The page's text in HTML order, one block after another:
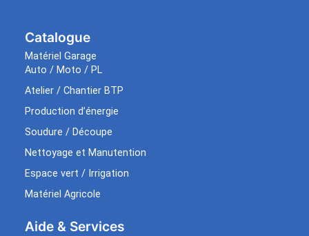
Catalogue
Matériel Garage
Auto / Moto / PL
Atelier / Chantier BTP
Production d’énergie
Soudure / Découpe
Nettoyage et Manutention
Espace vert / Irrigation
Matériel Agricole
Aide & Services​